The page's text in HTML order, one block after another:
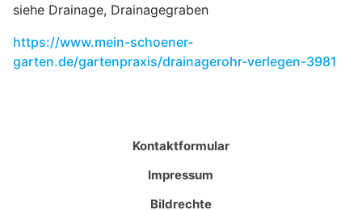
siehe Drainage, Drainagegraben
https://www.mein-schoener-
garten.de/gartenpraxis/drainagerohr-verlegen-3981
Kontaktformular
Impressum
Bildrechte